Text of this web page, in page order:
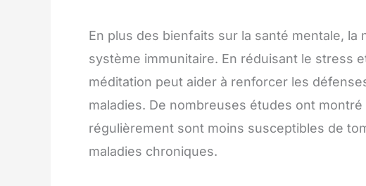
En plus des bienfaits sur la santé mentale,
système immunitaire. En réduisant le stress
méditation peut aider à renforcer les
maladies. De nombreuses études ont
régulièrement sont moins susceptibles de
maladies chroniques.